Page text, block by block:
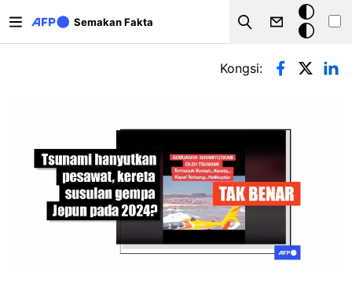
Semakan Fakta
Search
Mod
gelap
Tab-tab utama
Kongsi: